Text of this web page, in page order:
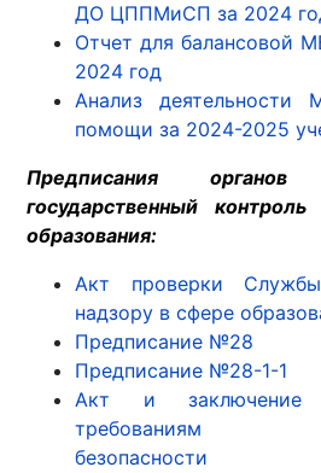
ДО ЦППМиСП за 2024
Отчет для
2024 год
Анализ
помощи за 2024-2025
Предписания органов
государственный
образования:
Акт проверки
надзору в сфере
Предписание №28
Предписание №28-1-1
Акт и заключение
требованиям
безопасности